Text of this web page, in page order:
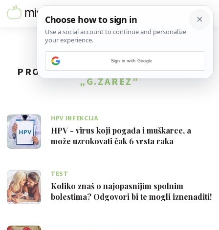
PRONAĐENO7REZULTATA ZA TAG
„G.ZAREZ”
HPV INFEKCIJA
HPV - virus koji pogađa i muškarce, a
može uzrokovati čak 6 vrsta raka
TEST
Koliko znaš o najopasnijim spolnim
bolestima? Odgovori bi te mogli iznenaditi!
Sign in with Google